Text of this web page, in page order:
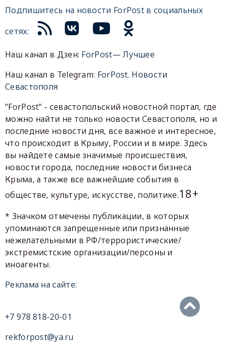
Подпишитесь на новости ForPost в социальных
сетях:
Наш канал в Дзен: ForPost— Лучшее
Наш канал в Telegram: ForPost. Новости
Севастополя
"ForPost" - севастопольский новостной портал, где
можно найти не только новости Севастополя, но и
последние новости дня, все важное и интересное,
что происходит в Крыму, России и в мире. Здесь
вы найдете самые значимые происшествия,
новости города, последние новости бизнеса
Крыма, а также все важнейшие события в
обществе, культуре, искусстве, политике.18+
* Значком отмечены публикации, в которых
упоминаются запрещенные или признанные
нежелательными в РФ/террористические/
экстремистские организации/персоны и
иноагенты.
Реклама на сайте:
+7 978 818-20-01
rekforpost@ya.ru